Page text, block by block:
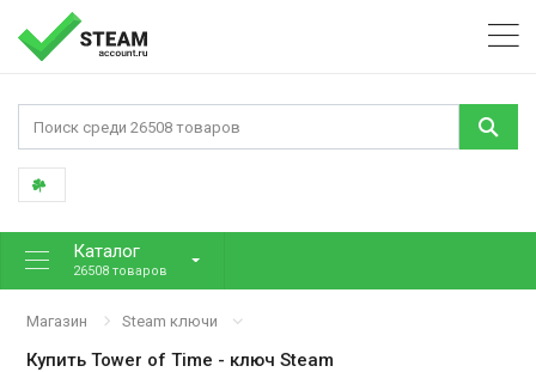
Каталог
26508 товаров
Магазин Steam ключи
КупитьTower of Time - ключ Steam